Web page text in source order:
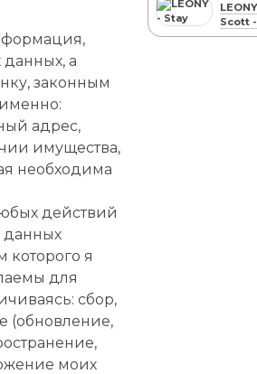
а
законным
адрес,
имущества,
необходима
действий
данных
которого я
для
сбор,
(обновление,
моих
Scott -